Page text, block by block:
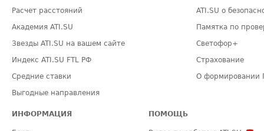
Расчет расстояний
Академия ATI.SU
Звезды ATI.SU на вашем сайте
Индекс ATI.SU FTL РФ
Средние ставки
Выгодные направления
ATI.SU о
Памятка по
Светофор+
Страхование
О формировании
ИНФОРМАЦИЯ ПОМОЩЬ